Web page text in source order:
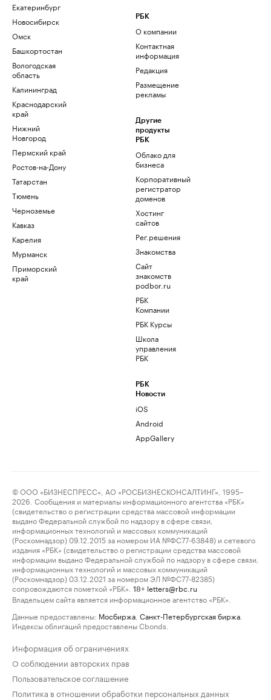
Екатеринбург
Новосибирск
Омск
Башкортостан
Вологодская
область
Калининград
Краснодарский
край
Нижний
Новгород
Пермский край
Ростов-на-Дону
Татарстан
Тюмень
Черноземье
Кавказ
Карелия
Мурманск
Приморский
край
РБК
О компании
Контактная
информация
Редакция
Размещение
рекламы
Другие
продукты
РБК
Облако для
бизнеса
Корпоративный
регистратор
доменов
Хостинг
сайтов
Рег.решения
Знакомства
Сайт
знакомств
podbor.ru
РБК
Компании
РБК Курсы
Школа
управления
РБК
РБК
Новости
iOS
Android
AppGallery
© ООО «БИЗНЕСПРЕСС», АО «РОСБИЗНЕСКОНСАЛТИНГ», 1995–
2026. Сообщения и материалы информационного агентства «РБК»
(свидетельство о регистрации средства массовой информации
выдано Федеральной службой по надзору в сфере связи,
информационных технологий и массовых коммуникаций
(Роскомнадзор) 09.12.2015 за номером ИА №ФС77-63848) и сетевого
издания «РБК» (свидетельство о регистрации средства массовой
информации выдано Федеральной службой по надзору в сфере связи,
информационных технологий и массовых коммуникаций
(Роскомнадзор) 03.12.2021 за номером ЭЛ №ФС77-82385)
сопровождаются пометкой «РБК».
18+ letters@rbc.ru
Владельцем сайта является информационное агентство «РБК».
Данные предоставлены: Мосбиржа Санкт-Петербургская биржа
Индексы облигаций предоставлены Cbonds.
Информация об ограничениях
О соблюдении авторских прав
Пользовательское соглашение
Политика в отношении обработки персональных данных